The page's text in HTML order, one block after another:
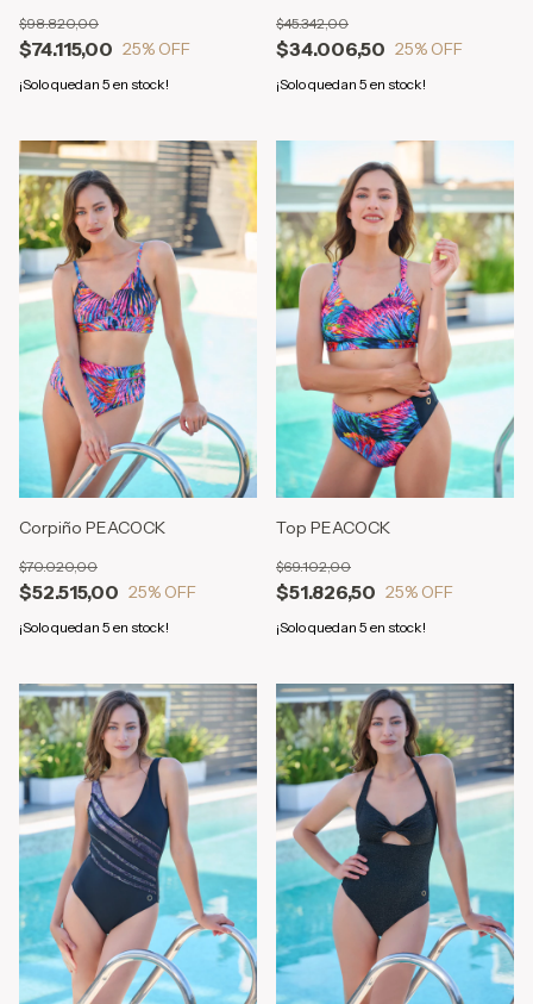
$74.115,00
$98.820,00
25% OFF
¡Solo quedan 5 en stock!
$34.006,50
$45.342,00
25% OFF
¡Solo quedan 5 en stock!
Corpiño PEACOCK
$52.515,00
$70.020,00
25% OFF
¡Solo quedan 5 en stock!
Top PEACOCK
$51.826,50
$69.102,00
25% OFF
¡Solo quedan 5 en stock!